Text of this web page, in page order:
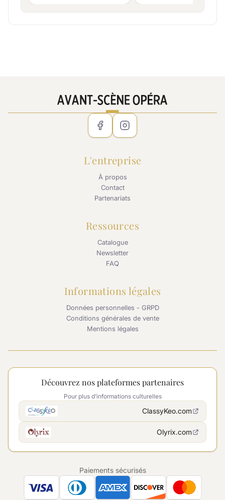
L'entreprise
À propos
Contact
Partenariats
Ressources
Catalogue
Newsletter
FAQ
Informations légales
Données personnelles - GRPD
Conditions générales de vente
Mentions légales
Découvrez nos plateformes partenaires
Pour plus d'informations culturelles
ClassyKeo.com
Olyrix.com
Paiements sécurisés